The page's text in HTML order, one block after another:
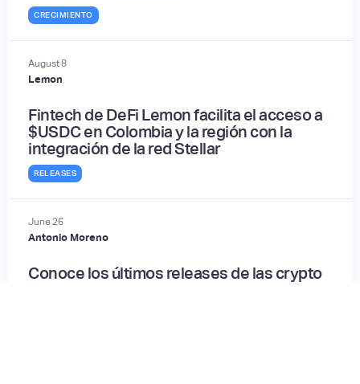
CRECIMIENTO
August8
Lemon
Fintech de DeFi Lemon facilita el acceso a
$USDC en Colombia y la región con la
integración de la red Stellar
RELEASES
June 26
Antonio Moreno
Conoce los últimos releases de las crypto